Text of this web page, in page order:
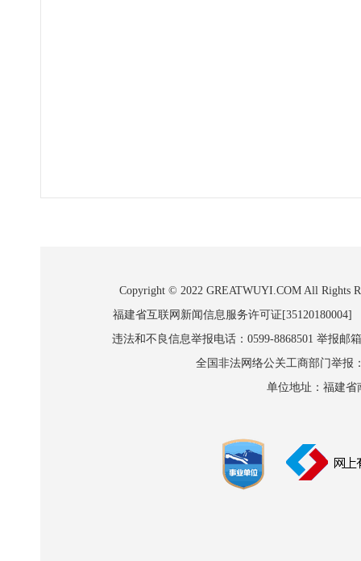
Copyright © 2022 GREATWUYI.COM All Rights
福建省互联网新闻信息服务许可证
违法和不良信息举报电话：0599-8868501 举报邮
全国非法网络公关工商部门举报
单位地址：福建省